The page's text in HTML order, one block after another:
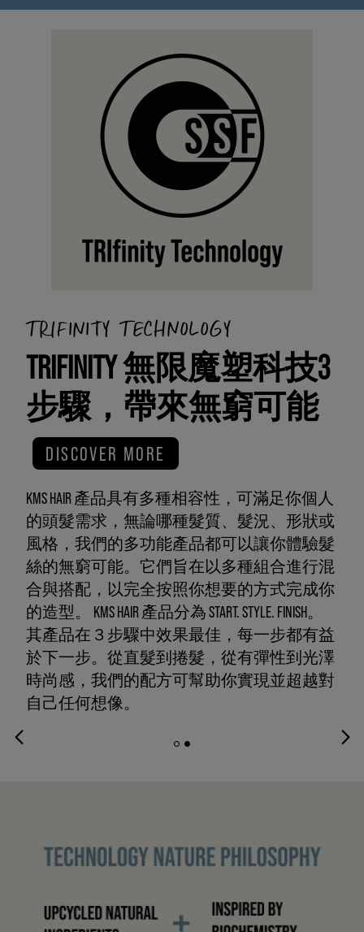
TRIFINITY TECHNOLOGY
TRIFINITY 無限魔塑科技3
步驟，帶來無窮可能
DISCOVER MORE
KMS HAIR 產品具有多種相容性，可滿足你個人
的頭髮需求，無論哪種髮質、髮況、形狀或
風格，我們的多功能產品都可以讓你體驗髮
絲的無窮可能。它們旨在以多種組合進行混
合與搭配，以完全按照你想要的方式完成你
的造型。 KMS HAIR 產品分為 START. STYLE. FINISH。
其產品在３步驟中效果最佳，每一步都有益
於下一步。從直髮到捲髮，從有彈性到光澤
時尚感，我們的配方可幫助你實現並超越對
自己任何想像。